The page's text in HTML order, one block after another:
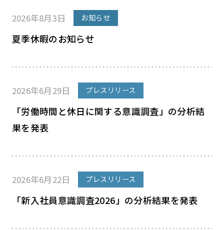
2026年8月3日 お知らせ
夏季休暇のお知らせ
2026年6月29日 プレスリリース
「労働時間と休日に関する意識調査」の分析結
果を発表
2026年6月22日 プレスリリース
「新入社員意識調査2026」の分析結果を発表